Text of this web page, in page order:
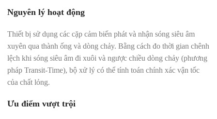
Nguyên lý hoạt động
Thiết bị sử dụng các cặp cảm biến phát và nhận sóng siêu âm
xuyên qua thành ống và dòng chảy. Bằng cách đo thời gian chênh
lệch khi sóng siêu âm đi xuôi và ngược chiều dòng chảy (phương
pháp Transit-Time), bộ xử lý có thể tính toán chính xác vận tốc
của chất lỏng.
Ưu điểm vượt trội